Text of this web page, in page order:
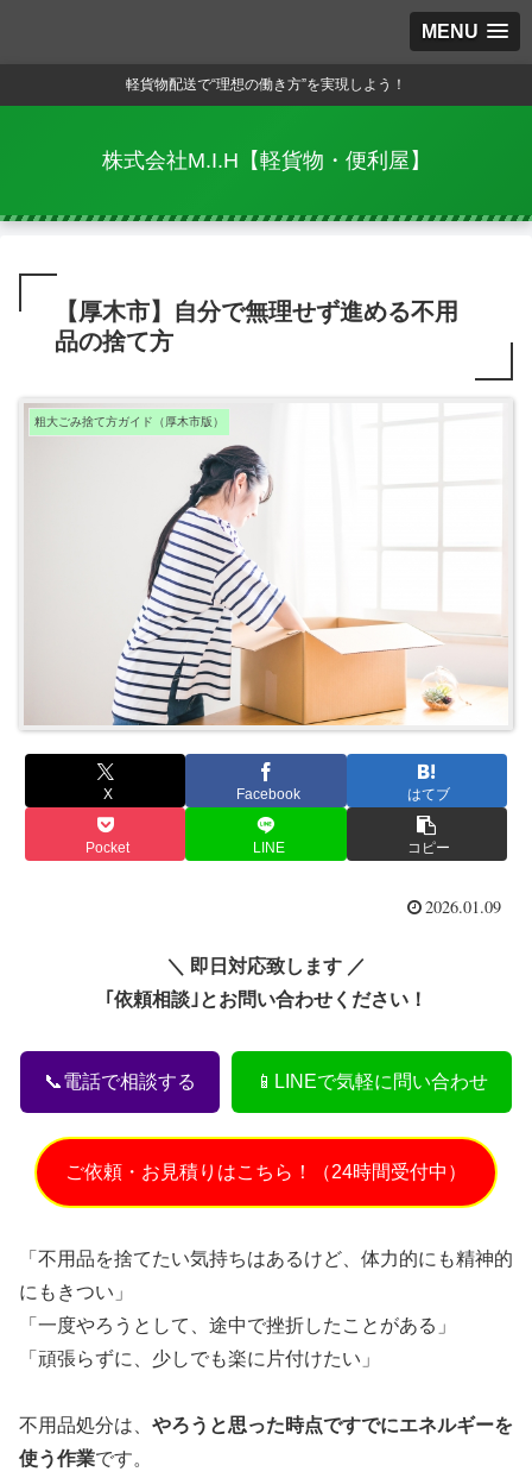
MENU
軽貨物配送で“理想の働き方”を実現しよう！
株式会社M.I.H【軽貨物・便利屋】
【厚木市】自分で無理せず進める不用
品の捨て方
粗大ごみ捨て方ガイド（厚木市版）
X Facebook はてブ
Pocket LINE コピー
2026.01.09
＼ 即日対応致します ／
｢依頼相談｣とお問い合わせください！
📞電話で相談する 📱LINEで気軽に問い合わせ
ご依頼・お見積りはこちら！（24時間受付中）
「不用品を捨てたい気持ちはあるけど、体力的にも精神的
にもきつい」
「一度やろうとして、途中で挫折したことがある」
「頑張らずに、少しでも楽に片付けたい」
不用品処分は、 やろうと思った時点ですでにエネルギーを
使う作業です。